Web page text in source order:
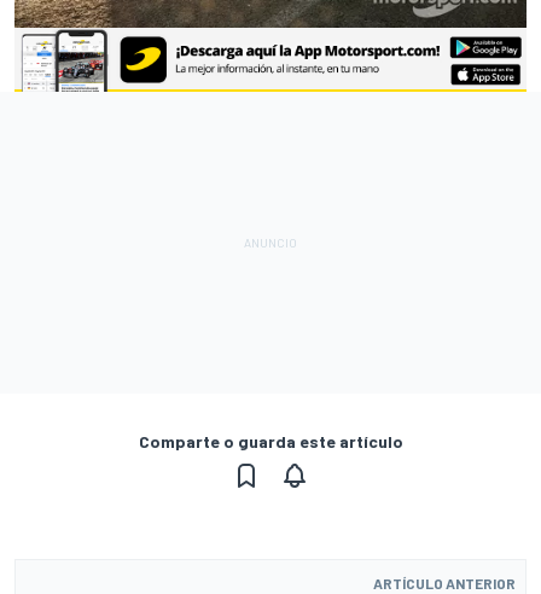
Comparte o guarda este artículo
ARTÍCULO ANTERIOR